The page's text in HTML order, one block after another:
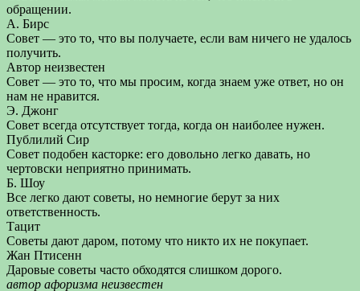
обращении.
А. Бирс
Совет — это то, что вы получаете, если вам ничего не удалось
получить.
Автор неизвестен
Совет — это то, что мы просим, когда знаем уже ответ, но он
нам не нравится.
Э. Джонг
Совет всегда отсутствует тогда, когда он наиболее нужен.
Публилий Сир
Совет подобен касторке: его довольно легко давать, но
чертовски неприятно принимать.
Б. Шоу
Все легко дают советы, но немногие берут за них
ответственность.
Тацит
Советы дают даром, потому что никто их не покупает.
Жан Птисенн
Даровые советы часто обходятся слишком дорого.
автор афоризма неизвестен